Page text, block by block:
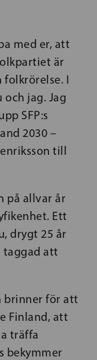
med er, att
är
folkrörelse. I
jag. Jag
SFP:s
2030 –
till
på allvar år
Ett
drygt 25 år
taggad att
brinner för att
Finland, att
träffa
bekymmer